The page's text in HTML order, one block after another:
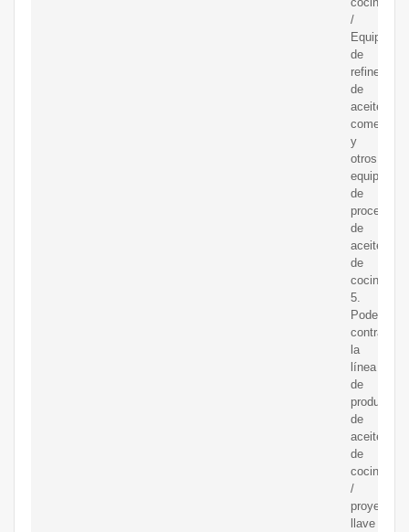
/
Equipo
de
refinería
de
aceite
y
otros
equipos
de
de
aceite
de
cocina.
5.
Podemos
contratar
la
línea
de
producción
de
aceite
de
cocina
/
proyecto
llave